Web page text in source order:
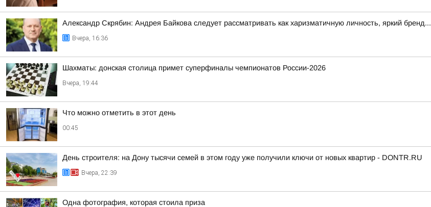
Александр Скрябин: Андрея Байкова следует рассматривать как харизматичную личность, яркий бренд...
Вчера, 16:36
Шахматы: донская столица примет суперфиналы чемпионатов России-2026
Вчера, 19:44
Что можно отметить в этот день
00:45
День строителя: на Дону тысячи семей в этом году уже получили ключи от новых квартир - DONTR.RU
Вчера, 22:39
Одна фотография, которая стоила приза